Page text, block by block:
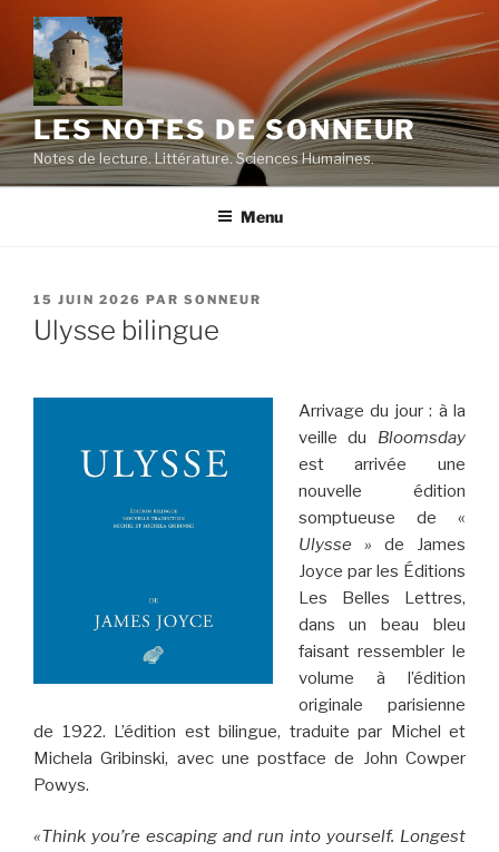
contenu
principal
LES NOTES DE SONNEUR
Notes de lecture. Littérature. Sciences Humaines.
Menu
PUBLIÉ
LE
15 JUIN 2026 PAR SONNEUR
Ulysse bilingue
Arrivage du jour : à la
veille du Bloomsday
est arrivée une
nouvelle édition
somptueuse de «
Ulysse » de James
Joyce par les Éditions
Les Belles Lettres,
dans un beau bleu
faisant ressembler le
volume à l’édition
originale parisienne
de 1922. L’édition est bilingue, traduite par Michel et
Michela Gribinski, avec une postface de John Cowper
Powys.
«Think you’re escaping and run into yourself. Longest